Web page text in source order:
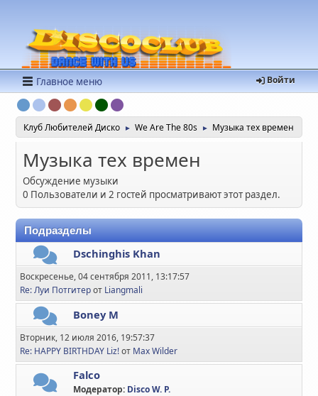
Войти
Главное меню
Клуб Любителей Диско ► We Are The 80s ► Музыка тех времен
Музыка тех времен
Обсуждение музыки
0 Пользователи и 2 гостей просматривают этот раздел.
Подразделы
Dschinghis Khan
Воскресенье, 04 сентября 2011, 13:17:57
Re: Луи Потгитерот Liangmali
Boney M
Вторник, 12 июля 2016, 19:57:37
Re: HAPPY BIRTHDAY Liz!от Max Wilder
Falco
Модератор: Disco W. P.